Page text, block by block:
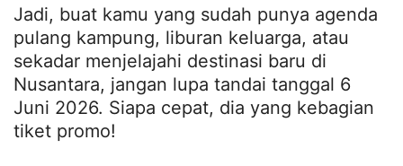
Jadi, buat kamu yang sudah punya agenda
pulang kampung, liburan keluarga, atau
sekadar menjelajahi destinasi baru di
Nusantara, jangan lupa tandai tanggal 6
Juni 2026. Siapa cepat, dia yang kebagian
tiket promo!